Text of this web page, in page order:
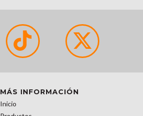
MÁS INFORMACIÓN
Inicio